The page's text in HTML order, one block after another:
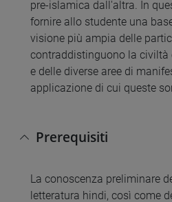
pre-islamica dall'altra. In
fornire allo studente una
visione più ampia delle
contraddistinguono la civiltà
e delle diverse aree di
applicazione di cui queste
Prerequisiti
La conoscenza preliminare
letteratura hindi, così come